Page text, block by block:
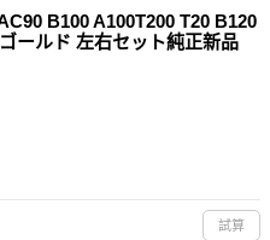
B100 A100T200 T20 B120
ールド 左右セット純正新品
試算